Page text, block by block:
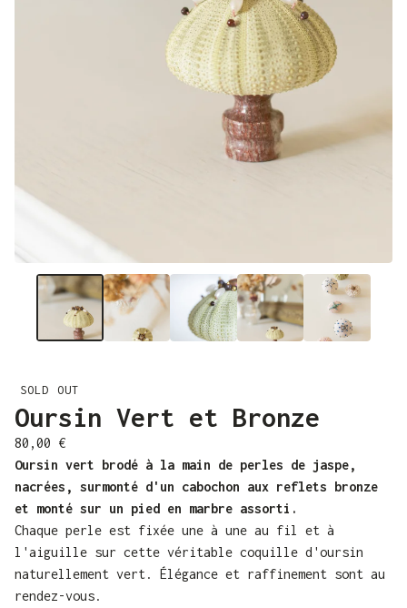
SOLD OUT
Oursin Vert et Bronze
80,00 €
Oursin vert brodé à la main de perles de jaspe,
nacrées, surmonté d'un cabochon aux reflets bronze
et monté sur un pied en marbre assorti.
Chaque perle est fixée une à une au fil et à
l'aiguille sur cette véritable coquille d'oursin
naturellement vert. Élégance et raffinement sont au
rendez-vous.